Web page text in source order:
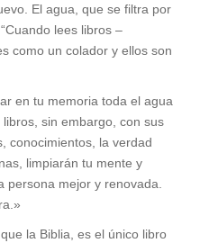
El agua, que se filtra por
lees libros –
como un colador y ellos son
en tu memoria toda el agua
sin embargo, con sus
conocimientos, la verdad
limpiarán tu mente y
persona mejor y renovada.
la Biblia, es el único libro